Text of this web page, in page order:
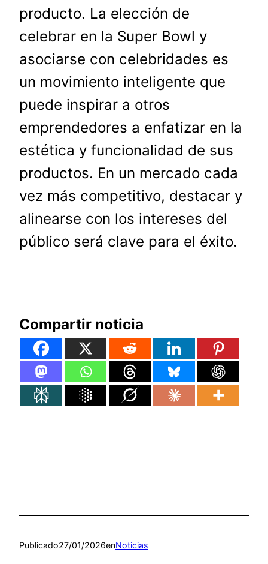
producto. La elección de
celebrar en la Super Bowl y
asociarse con celebridades es
un movimiento inteligente que
puede inspirar a otros
emprendedores a enfatizar en la
estética y funcionalidad de sus
productos. En un mercado cada
vez más competitivo, destacar y
alinearse con los intereses del
público será clave para el éxito.
Compartir noticia
Publicado27/01/2026enNoticias